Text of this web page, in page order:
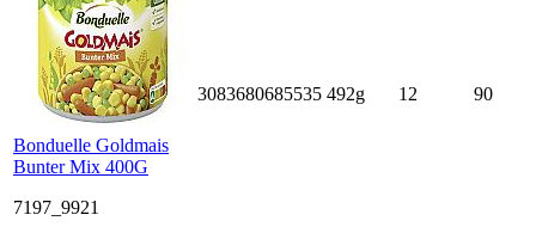
Bonduelle Goldmais
Bunter Mix 400G
7197_9921
3083680685535 492g 12 90